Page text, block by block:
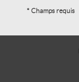
* Champs requis